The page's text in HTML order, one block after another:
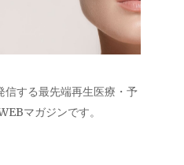
する最先端再生医療・予
マガジンです。